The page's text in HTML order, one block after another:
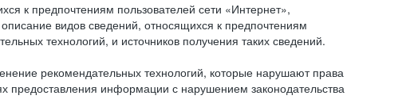
к предпочтениям пользователей сети «Интернет»,
видов сведений, относящихся к предпочтениям
технологий, и источников получения таких сведений.
рекомендательных технологий, которые нарушают права
предоставления информации с нарушением законодательства